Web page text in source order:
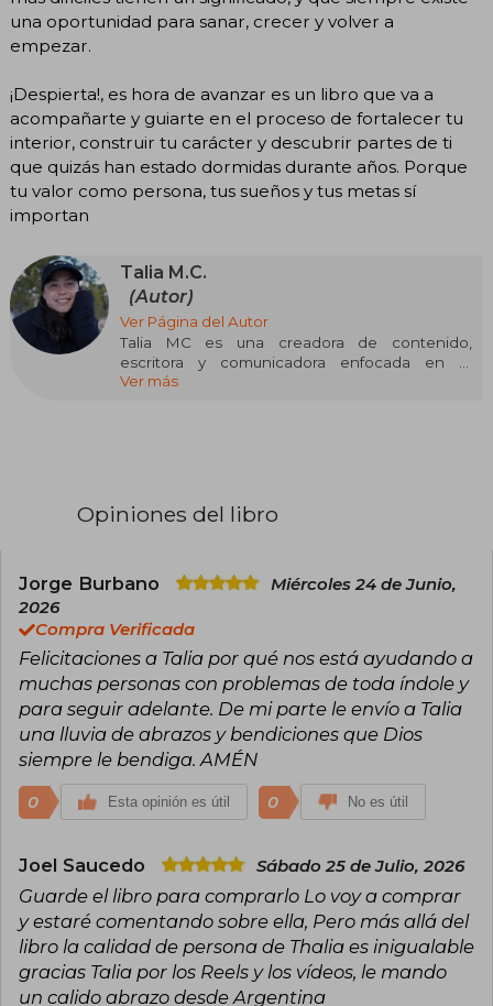
una oportunidad para sanar, crecer y volver a
empezar.
¡Despierta!, es hora de avanzar es un libro que va a
acompañarte y guiarte en el proceso de fortalecer tu
interior, construir tu carácter y descubrir partes de ti
que quizás han estado dormidas durante años. Porque
tu valor como persona, tus sueños y tus metas sí
importan
Talia M.C.
(Autor)
Ver Página del Autor
Talia MC es una creadora de contenido,
escritora y comunicadora enfocada en el
crecimiento personal, la motivación y el
la mentalidad, las experiencias de vida y la
También desarrolla el pódcast Despierta Tu
Mejor Versión con Talia, un espacio dedicado a
conversaciones y reflexiones sobre bienestar
emocional, relaciones, aprendizaje personal y
crecimiento interior.
Su propuesta se centra en motivar a las
personas a tomar conciencia de sus
avanzar hacia sus objetivos mediante cambios
de actitud y hábitos positivos. Aunque existe
académica y trayectoria previa, su presencia en
medios digitales y su trabajo como autora
reflejan un enfoque orientado a la inspiración, la
transformación personal y la divulgación de
herramientas para el desarrollo humano.
Ver más
Opiniones del libro
Jorge Burbano
Miércoles 24 de Junio,
2026
Compra Verificada
Felicitaciones a Talia por qué nos está ayudando a
muchas personas con problemas de toda índole y
para seguir adelante. De mi parte le envío a Talia
una lluvia de abrazos y bendiciones que Dios
siempre le bendiga. AMÉN
0 Esta opinión es útil 0 No es útil
Joel Saucedo Sábado 25 de Julio, 2026
Guarde el libro para comprarlo Lo voy a comprar
y estaré comentando sobre ella, Pero más allá del
libro la calidad de persona de Thalia es inigualable
gracias Talia por los Reels y los vídeos, le mando
un calido abrazo desde Argentina